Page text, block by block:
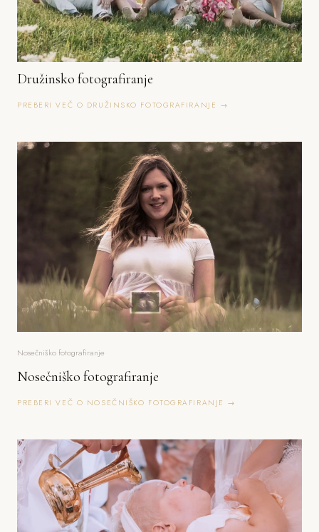
Družinsko fotografiranje
PREBERI VEČ O DRUŽINSKO FOTOGRAFIRANJE →
Nosečniško fotografiranje
Nosečniško fotografiranje
PREBERI VEČ O NOSEČNIŠKO FOTOGRAFIRANJE →